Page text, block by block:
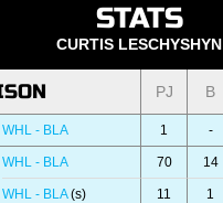
STATS
CURTIS LESCHYSHYN
PJ B
WHL - BLA 1 -
WHL - BLA 70 14
WHL - BLA(s) 11 1